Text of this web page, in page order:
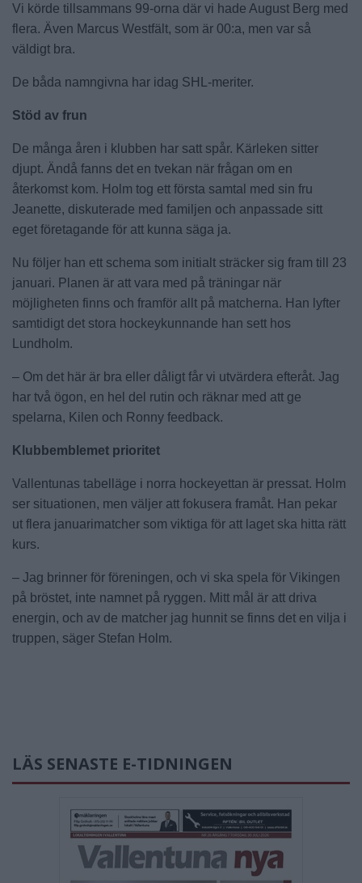
Vi körde tillsammans 99-orna där vi hade August Berg med
flera. Även Marcus Westfält, som är 00:a, men var så
väldigt bra.
De båda namngivna har idag SHL-meriter.
Stöd av frun
De många åren i klubben har satt spår. Kärleken sitter
djupt. Ändå fanns det en tvekan när frågan om en
återkomst kom. Holm tog ett första samtal med sin fru
Jeanette, diskuterade med familjen och anpassade sitt
eget företagande för att kunna säga ja.
Nu följer han ett schema som initialt sträcker sig fram till 23
januari. Planen är att vara med på träningar när
möjligheten finns och framför allt på matcherna. Han lyfter
samtidigt det stora hockeykunnande han sett hos
Lundholm.
– Om det här är bra eller dåligt får vi utvärdera efteråt. Jag
har två ögon, en hel del rutin och räknar med att ge
spelarna, Kilen och Ronny feedback.
Klubbemblemet prioritet
Vallentunas tabelläge i norra hockeyettan är pressat. Holm
ser situationen, men väljer att fokusera framåt. Han pekar
ut flera januarimatcher som viktiga för att laget ska hitta rätt
kurs.
– Jag brinner för föreningen, och vi ska spela för Vikingen
på bröstet, inte namnet på ryggen. Mitt mål är att driva
energin, och av de matcher jag hunnit se finns det en vilja i
truppen, säger Stefan Holm.
LÄS SENASTE E-TIDNINGEN